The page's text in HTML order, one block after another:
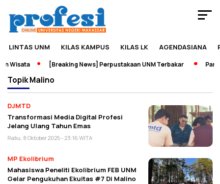
LINTAS UNM KILAS KAMPUS KILAS LK AGENDASIANA
Wisata [Breaking News] Perpustakaan UNM Terbakar
TopikMalino
DJMTD
Transformasi Media Digital Profesi
Jelang Ulang Tahun Emas
Rabu, 8 Oktober 2025 - 23:16 WITA
MP Ekolibrium
Mahasiswa Peneliti Ekolibrium FEB UNM
Gelar Pengukuhan Ekuitas #7 Di Malino